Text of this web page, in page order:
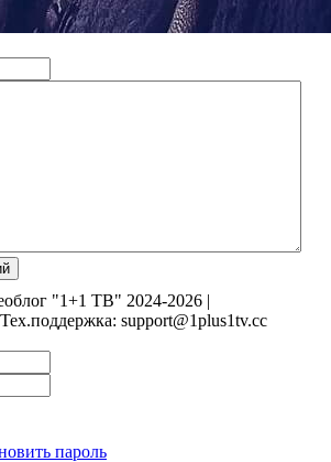
"1+1 ТВ" 2024-2026 |
Тех.поддержка: support@1plus1tv.cc
пароль